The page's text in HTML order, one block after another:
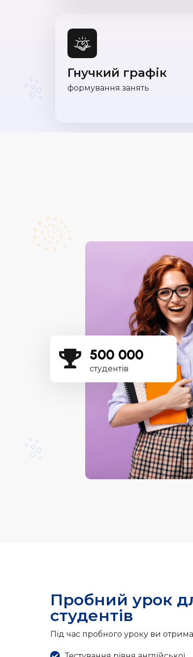
Гнучкий графік
формування занять
500 000
студентів
Изучение английского языка в школе
современный и инновационный подход
знаний. Сочетание групповых и
разговорных клубов на актуальную
индивидуальных консультаций с
высококвалифицированными
необходимости), выездных
библиотекой с адаптированной
и уютного интерьера школы - залог и
выучить английский язык. Школа
формат школы, которую посещаешь с
хочется возвращаться, где созданы все
изучения языка, где тебе всегда
Пробний урок
студентів
Під час пробного уроку ви